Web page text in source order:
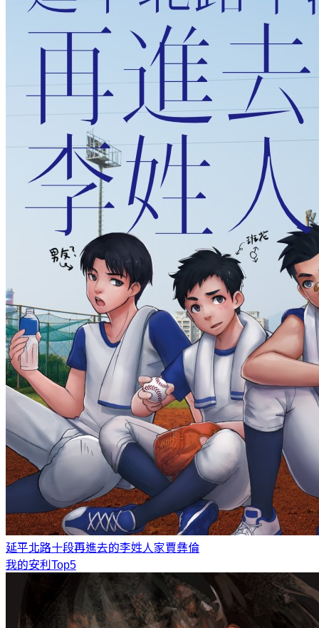
延平北路十段再進去的李姓人家賈彝倫
我的安利Top5